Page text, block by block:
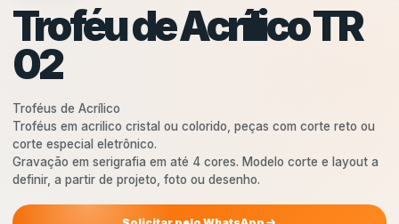
Troféu de Acrílico TR
02
Troféus de Acrílico
Troféus em acrilico cristal ou colorido, peças com corte reto ou
corte especial eletrônico.
Gravação em serigrafia em até 4 cores. Modelo corte e layout a
definir, a partir de projeto, foto ou desenho.